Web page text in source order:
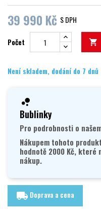
39 990 Kč S DPH
Počet 
Není skladem, dodání do 7 dnů
Bublinky
Pro podrobnosti o
Nákupem tohoto
hodnotě 2000 Kč, které
nákup.
local_shipping Doprava a cena